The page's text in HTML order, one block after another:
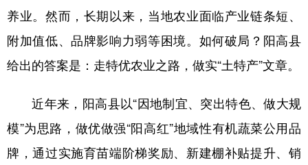
养业。然而，长期以来，当地农业面临产业链条短、
附加值低、品牌影响力弱等困境。如何破局？阳高县
给出的答案是：走特优农业之路，做实“土特产”文章。
近年来，阳高县以“因地制宜、突出特色、做大规
模”为思路，做优做强“阳高红”地域性有机蔬菜公用品
牌，通过实施育苗端阶梯奖励、新建棚补贴提升、销